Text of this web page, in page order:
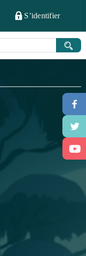
S’identifier